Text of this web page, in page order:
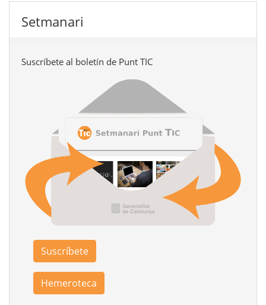
Setmanari
Suscríbete al boletín de Punt TIC
Suscríbete
Hemeroteca